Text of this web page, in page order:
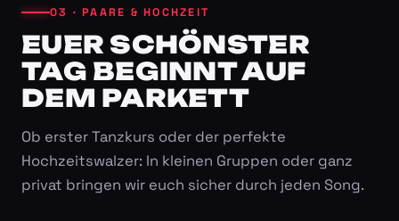
03 · PAARE & HOCHZEIT
EUER SCHÖNSTER
TAG BEGINNT AUF
DEM PARKETT
Ob erster Tanzkurs oder der perfekte
Hochzeitswalzer: In kleinen Gruppen oder ganz
privat bringen wir euch sicher durch jeden Song.